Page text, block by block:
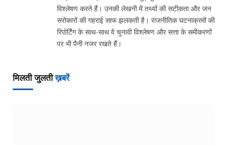
विश्लेषण करते हैं। उनकी लेखनी में तथ्यों की सटीकता और जन
सरोकारों की गहराई साफ झलकती है। राजनीतिक घटनाक्रमों की
रिपोर्टिंग के साथ-साथ वे चुनावी विश्लेषण और सत्ता के समीकरणों
पर भी पैनी नजर रखते हैं।
मिलती जुलतीख़बरें